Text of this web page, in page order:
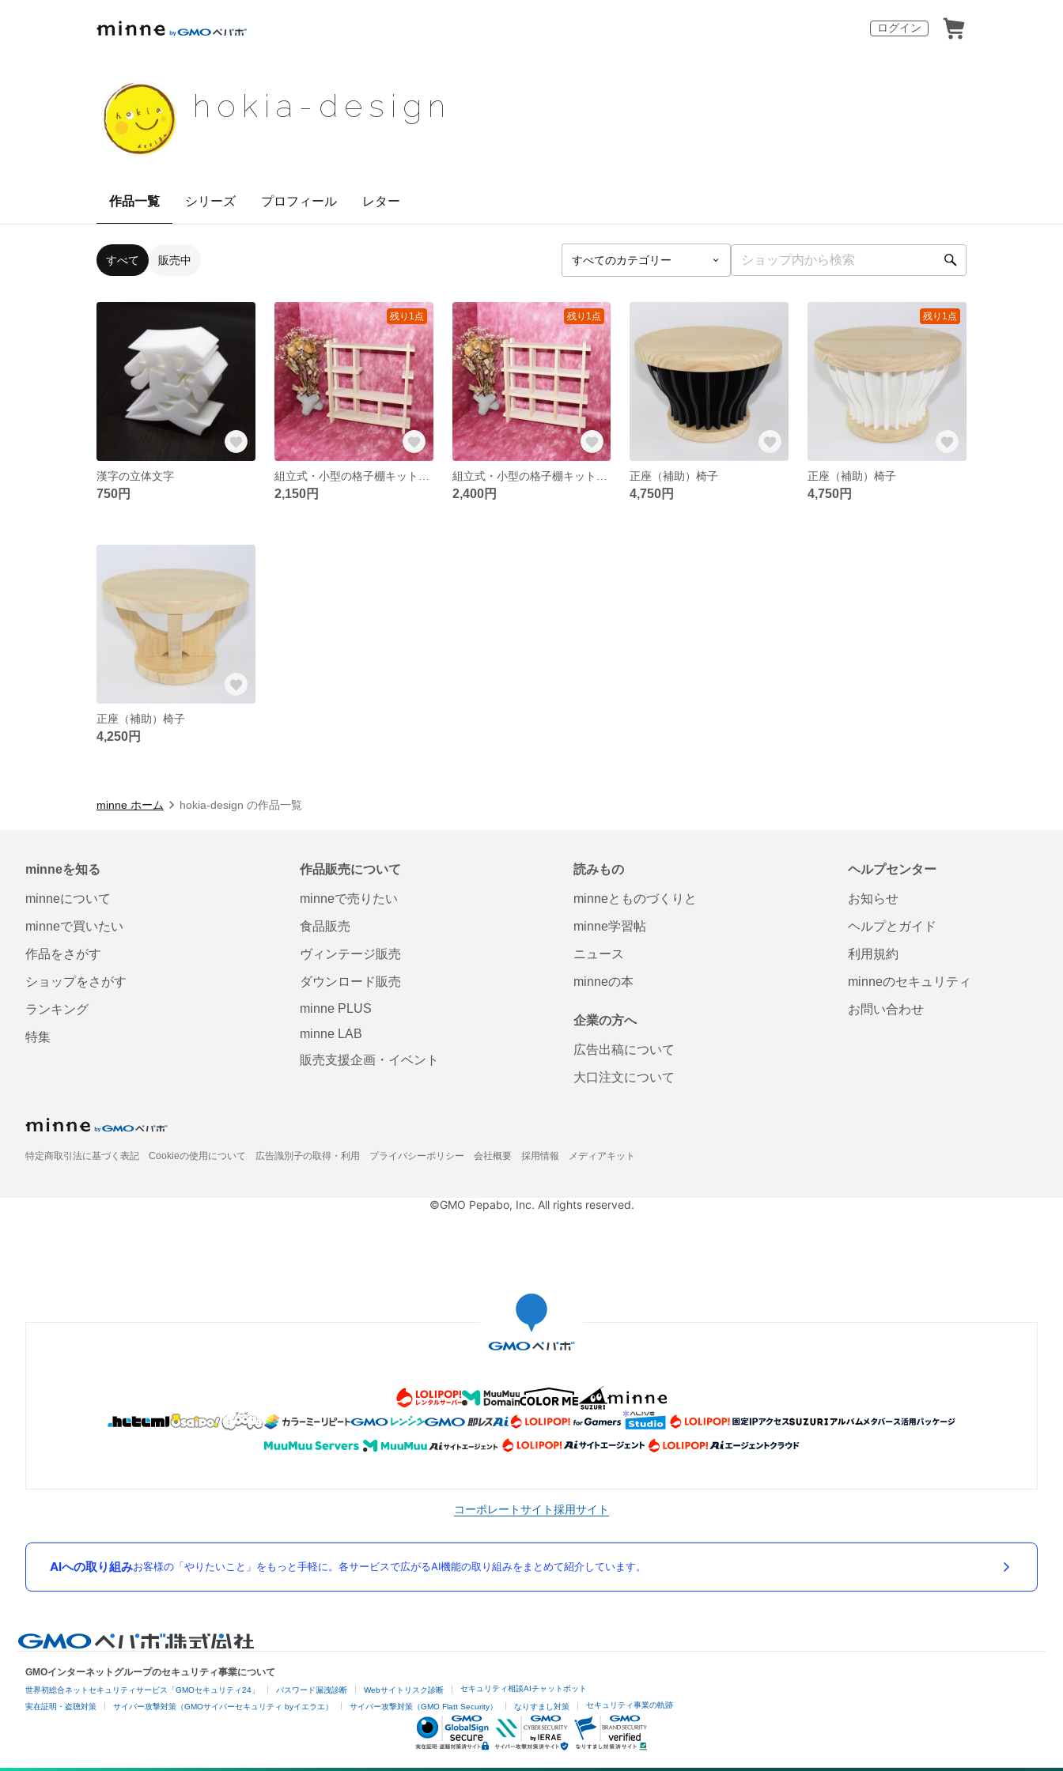
ログイン
hokia-design
作品一覧 シリーズ プロフィール レター
すべて 販売中
漢字の立体文字
750円
残り1点
2,150円
残り1点
2,400円
正座（補助）椅子
4,750円
残り1点
正座（補助）椅子
4,750円
正座（補助）椅子
4,250円
minne ホーム hokia-design の作品一覧
minneを知る
minneについて
minneで買いたい
作品をさがす
ショップをさがす
ランキング
特集
作品販売について
minneで売りたい
食品販売
ヴィンテージ販売
ダウンロード販売
minne PLUS
minne LAB
販売支援企画・イベント
読みもの
minneとものづくりと
minne学習帖
ニュース
minneの本
企業の方へ
広告出稿について
大口注文について
ヘルプセンター
お知らせ
ヘルプとガイド
利用規約
minneのセキュリティ
お問い合わせ
特定商取引法に基づく表記 Cookieの使用について 広告識別子の取得・利用 プライバシーポリシー 会社概要 採用情報 メディアキット
©GMO Pepabo, Inc. All rights reserved.
コーポレートサイト採用サイト
AIへの取り組みお客様の「やりたいこと」をもっと手軽に。各サービスで広がるAI機能の取り組みをまとめて紹介しています。
GMOインターネットグループのセキュリティ事業について
世界初総合ネットセキュリティサービス「GMOセキュリティ24」 パスワード漏洩診断 Webサイトリスク診断 セキュリティ相談AIチャットボット
実在証明・盗聴対策 サイバー攻撃対策（GMOサイバーセキュリティ byイエラエ） サイバー攻撃対策（GMO Flatt Security） なりすまし対策 セキュリティ事業の軌跡